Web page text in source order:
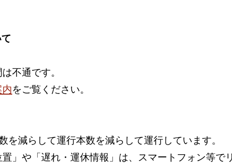
不通です。
をご覧ください。
を減らして運行本数を減らして運行しています。
」や「遅れ・運休情報」は、スマートフォン等で